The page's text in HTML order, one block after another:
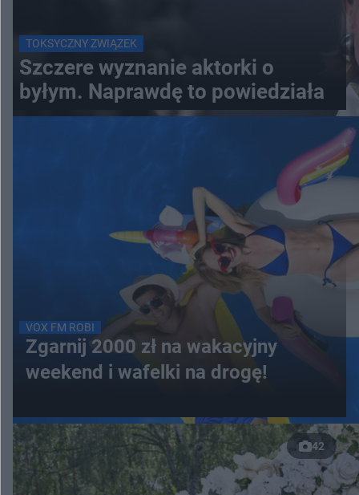
TOKSYCZNY ZWIĄZEK
Szczere wyznanie aktorki o
byłym. Naprawdę to powiedziała
VOX FM ROBI
Zgarnij 2000 zł na wakacyjny
weekend i wafelki na drogę!
42